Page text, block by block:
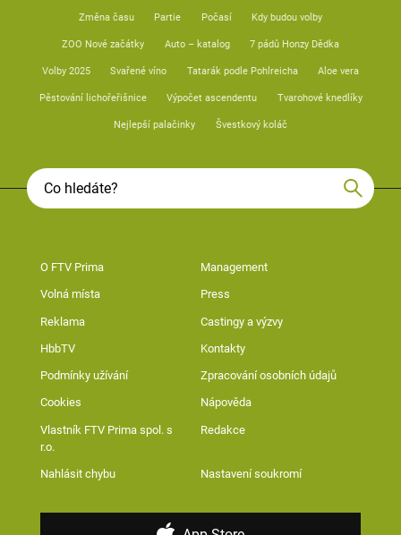
Změna času Partie Počasí Kdy budou volby
ZOO Nové začátky Auto – katalog 7 pádů Honzy Dědka
Volby 2025 Svařené víno Tatarák podle Pohlreicha Aloe vera
Pěstování lichořeřišnice Výpočet ascendentu Tvarohové knedlíky
Nejlepší palačinky Švestkový koláč
O FTV Prima Management
Volná místa Press
Reklama Castingy a výzvy
HbbTV Kontakty
Podmínky užívání Zpracování osobních údajů
Cookies Nápověda
Vlastník FTV Prima spol. s
r.o.
Redakce
Nahlásit chybu Nastavení soukromí